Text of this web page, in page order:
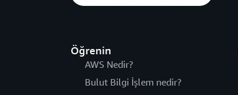
Öğrenin
AWS Nedir?
Bulut Bilgi İşlem nedir?